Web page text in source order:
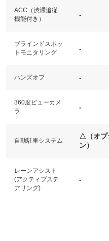
ACC（渋滞追従
機能付き）
-
ブラインドスポッ
トモニタリング
-
ハンズオフ -
360度ビューカメ
ラ
-
自動駐車システム
△（オプ
ン）
レーンアシスト
(アクティブステ
アリング)
-